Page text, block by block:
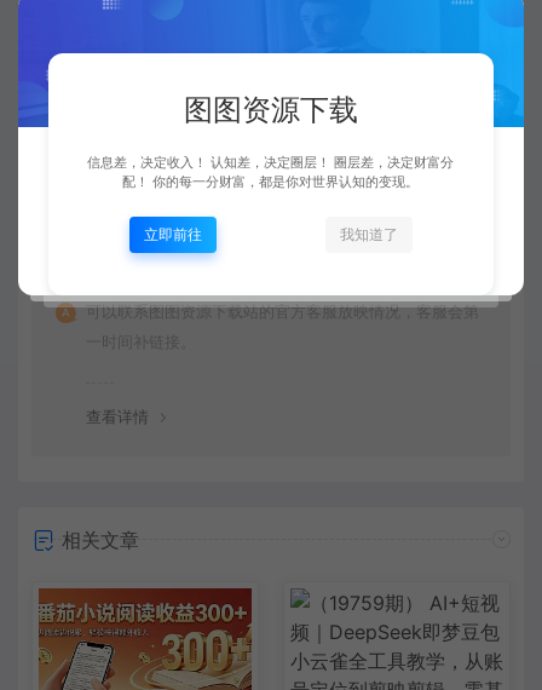
资源链接失效了怎么办？
可以联系图图资源下载站的官方客服放映情况，客服会第
一时间补链接。
查看详情
相关文章
图图资源下载
信息差，决定收入！ 认知差，决定圈层！ 圈层差，决定财富分
配！ 你的每一分财富，都是你对世界认知的变现。
立即前往 我知道了